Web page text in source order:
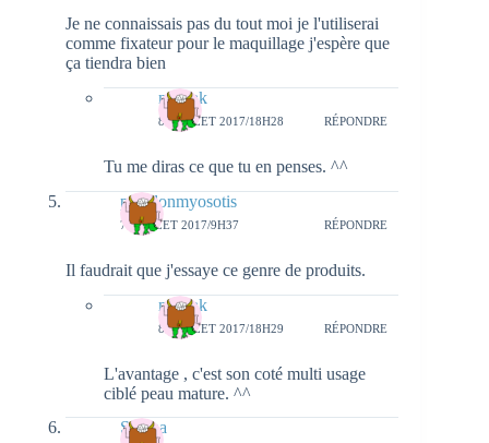
Je ne connaissais pas du tout moi je l'utiliserai
comme fixateur pour le maquillage j'espère que
ça tiendra bien
natieak
8 JUILLET 2017/18H28 RÉPONDRE
Tu me diras ce que tu en penses. ^^
papillonmyosotis
7 JUILLET 2017/9H37 RÉPONDRE
Il faudrait que j'essaye ce genre de produits.
natieak
8 JUILLET 2017/18H29 RÉPONDRE
L'avantage , c'est son coté multi usage
ciblé peau mature. ^^
Serena